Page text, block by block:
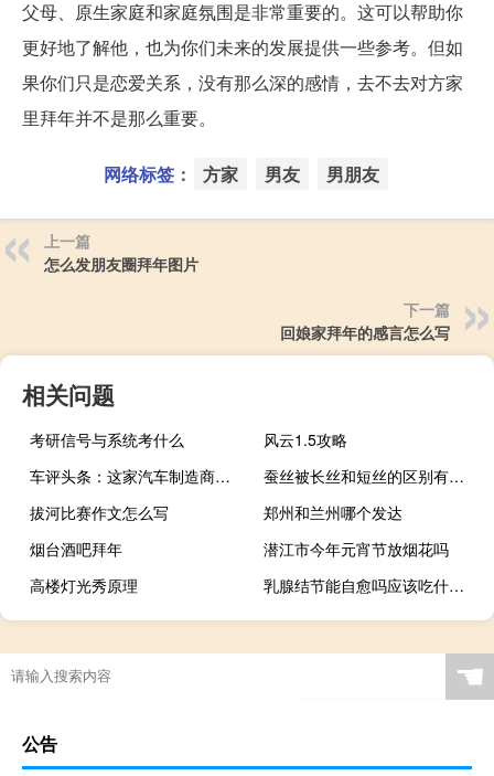
父母、原生家庭和家庭氛围是非常重要的。这可以帮助你
更好地了解他，也为你们未来的发展提供一些参考。但如
果你们只是恋爱关系，没有那么深的感情，去不去对方家
里拜年并不是那么重要。
网络标签： 方家 男友 男朋友
上一篇
怎么发朋友圈拜年图片
下一篇
回娘家拜年的感言怎么写
相关问题
考研信号与系统考什么
风云1.5攻略
车评头条：这家汽车制造商透露了带有混合动力总成的第四代斯柯达明锐
蚕丝被长丝和短丝的区别有哪些
拔河比赛作文怎么写
郑州和兰州哪个发达
烟台酒吧拜年
潜江市今年元宵节放烟花吗
高楼灯光秀原理
乳腺结节能自愈吗应该吃什么药（乳腺结节能自愈吗）
☚
公告